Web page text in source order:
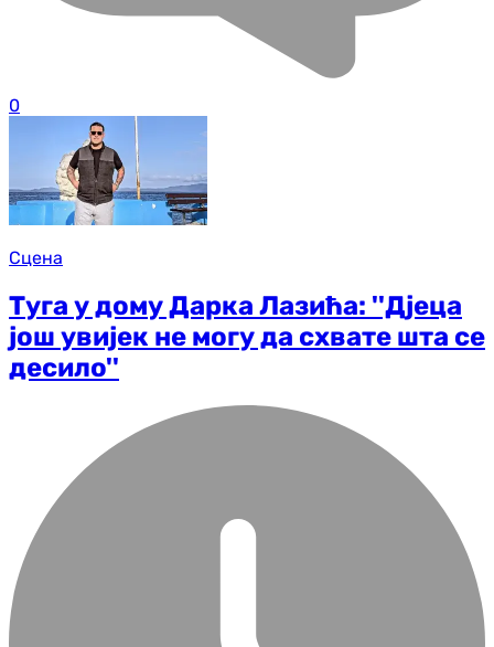
0
Сцена
Туга у дому Дарка Лазића: ''Дјеца
још увијек не могу да схвате шта се
десило''